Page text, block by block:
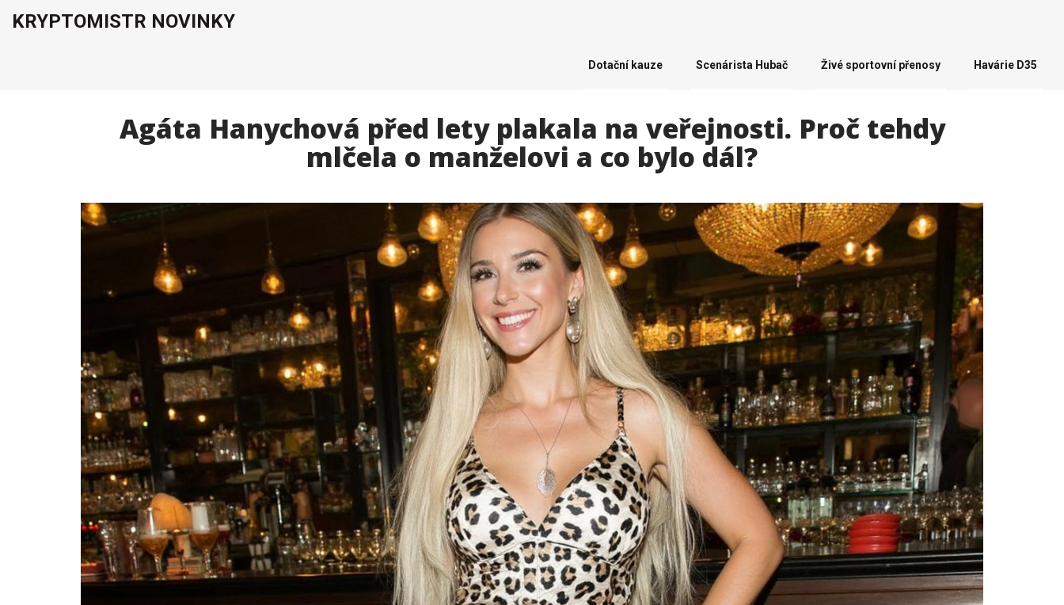
KRYPTOMISTR NOVINKY
Dotační kauze Scenárista Hubač Živé sportovní přenosy Havárie D35
Agáta Hanychová před lety plakala na veřejnosti. Proč tehdy
mlčela o manželovi a co bylo dál?